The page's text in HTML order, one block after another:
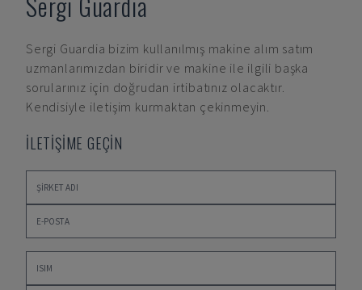
Sergi Guardia bizim kullanılmış makine alım satım
uzmanlarımızdan biridir ve makine ile ilgili başka
sorularınız için doğrudan irtibatınız olacaktır.
Kendisiyle iletişim kurmaktan çekinmeyin.
İLETİŞİME GEÇİN